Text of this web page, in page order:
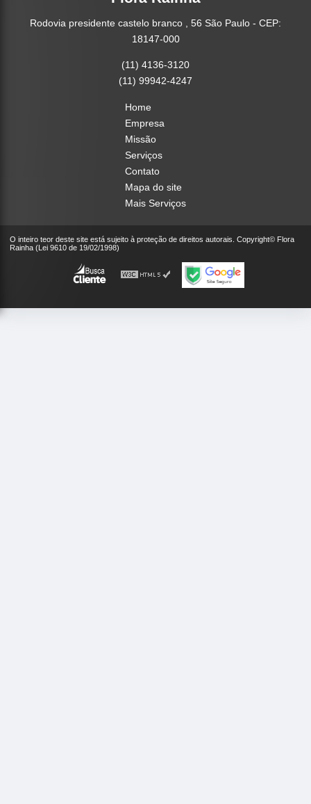
Rodovia presidente castelo branco , 56 São Paulo - CEP:
18147-000
(11) 4136-3120
(11) 99942-4247
Home
Empresa
Missão
Serviços
Contato
Mapa do site
Mais Serviços
O inteiro teor deste site está sujeito à proteção de direitos autorais. Copyright© Flora
Rainha (Lei 9610 de 19/02/1998)